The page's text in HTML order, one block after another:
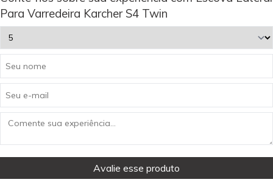
Para Varredeira Karcher S4 Twin
Avalie esse produto